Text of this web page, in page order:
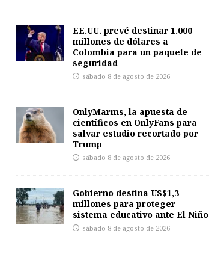
EE.UU. prevé destinar 1.000
millones de dólares a
Colombia para un paquete de
seguridad
sábado 8 de agosto de 2026
OnlyMarms, la apuesta de
científicos en OnlyFans para
salvar estudio recortado por
Trump
sábado 8 de agosto de 2026
Gobierno destina US$1,3
millones para proteger
sistema educativo ante El Niño
sábado 8 de agosto de 2026